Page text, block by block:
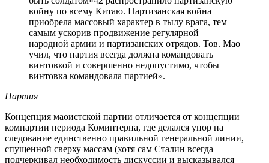
войну по всему Китаю. Партизанская война
приобрела массовый характер в тылу врага, тем
самым ускорив продвижение регулярной
народной армии и партизанских отрядов. Тов. Мао
учил, что партия всегда должна командовать
винтовкой и совершенно недопустимо, чтобы
винтовка командовала партией».
Партия
Концепция маоистской партии отличается от концепции
компартии периода Коминтерна, где делался упор на
следование единственно правильной генеральной линии,
спущенной сверху массам (хотя сам Сталин всегда
подчеркивал необходимость дискуссии и высказывался